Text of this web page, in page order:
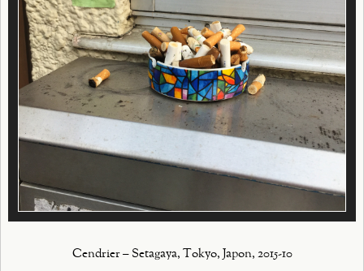
Cendrier – Setagaya, Tokyo, Japon, 2015-10